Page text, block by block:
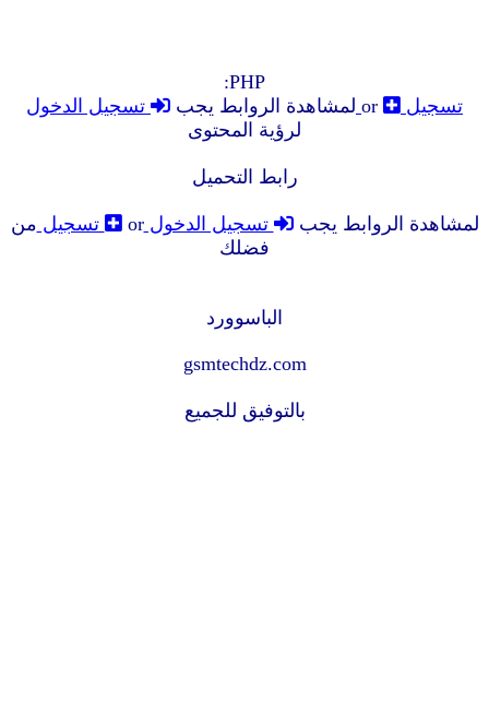
PHP:
لمشاهدة الروابط يجب or
تسجيل
لرؤية المحتوى
رابط التحميل
لمشاهدة الروابط يجب تسجيل الدخولor تسجيل من
فضلك
الباسوورد
gsmtechdz.com
بالتوفيق للجميع